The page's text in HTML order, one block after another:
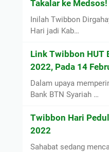
Takalar ke Medsos!
Inilah Twibbon
Hari jadi Kab…
Link Twibbon HUT
2022, Pada 14
Dalam upaya
Bank BTN Syariah …
Twibbon Hari
2022
Sahabat sedang